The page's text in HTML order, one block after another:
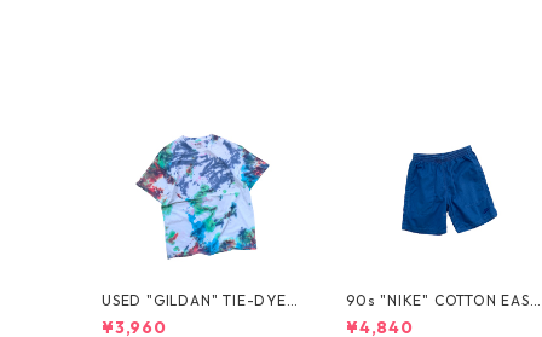
USED "GILDAN" TIE-DYE T
EE
¥3,960
90s "NIKE" COTTON EASY
SHORTS
¥4,840